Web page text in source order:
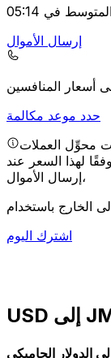
إرسال الأموال
حدد موعد مكالمة
محوِّل العملات
لهذا السعر عند
إرسال الأموال،
اشترك اليوم
الدولار الجاميكي